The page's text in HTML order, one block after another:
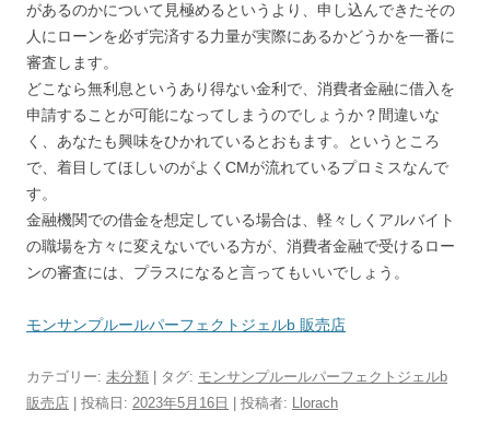
があるのかについて見極めるというより、申し込んできたその
人にローンを必ず完済する力量が実際にあるかどうかを一番に
審査します。
どこなら無利息というあり得ない金利で、消費者金融に借入を
申請することが可能になってしまうのでしょうか？間違いな
く、あなたも興味をひかれているとおもます。というところ
で、着目してほしいのがよくCMが流れているプロミスなんで
す。
金融機関での借金を想定している場合は、軽々しくアルバイト
の職場を方々に変えないでいる方が、消費者金融で受けるロー
ンの審査には、プラスになると言ってもいいでしょう。
モンサンプルールパーフェクトジェルb 販売店
カテゴリー: 未分類 | タグ: モンサンプルールパーフェクトジェルb
販売店 | 投稿日: 2023年5月16日 投稿者: Llorach